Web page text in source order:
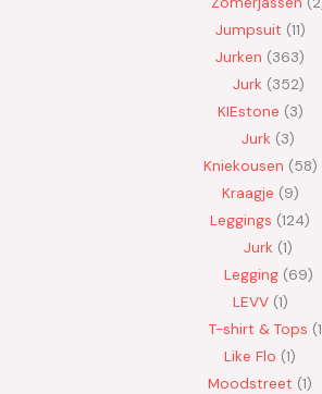
Jumpsuit 11
Jurken 363
Jurk 352
KIEstone 3
Jurk 3
Kniekousen 58
Kraagje 9
Leggings 124
Jurk 1
Legging 69
LEVV 1
T-shirt & Tops 1
Like Flo 1
Moodstreet 1